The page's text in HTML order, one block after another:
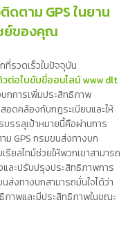
ตาม GPS ในยาน
ย์ของคุณ
ที่รวดเร็วในปัจจุบัน
ต่อใบขับขี่ออนไลน์ www dlt
กการเพิ่มประสิทธิภาพ
อดคล้องกับกฎระเบียบและให้
รรลุเป้าหมายนี้คือผ่านการ
ม GPS กรมขนส่งทางบก
ยลไทม์ช่วยให้พวกเขาสามารถ
และปรับปรุงประสิทธิภาพการ
ส่งทางบกสามารถมั่นใจได้ว่า
ภาพและมีประสิทธิภาพในขณะ